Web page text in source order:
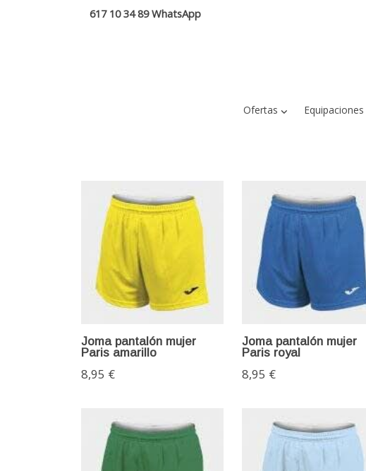
617 10 34 89 WhatsApp
Ofertas Equipaciones
Joma pantalón mujer
Paris amarillo
8,95 €
Joma pantalón mujer
Paris royal
8,95 €